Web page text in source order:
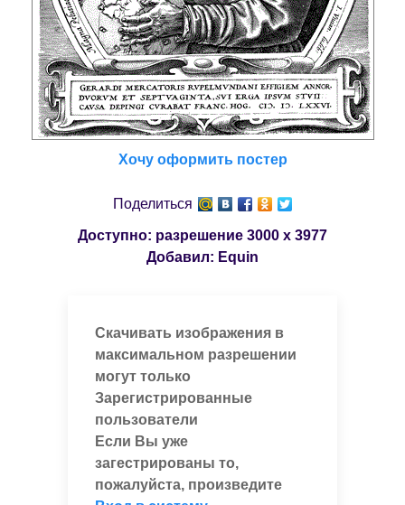
Хочу оформить постер
Поделиться
Доступно: разрешение 3000 x 3977
Добавил: Equin
Скачивать изображения в
максимальном разрешении
могут только
Зарегистрированные
пользователи
Если Вы уже
загестрированы то,
пожалуйста, произведите